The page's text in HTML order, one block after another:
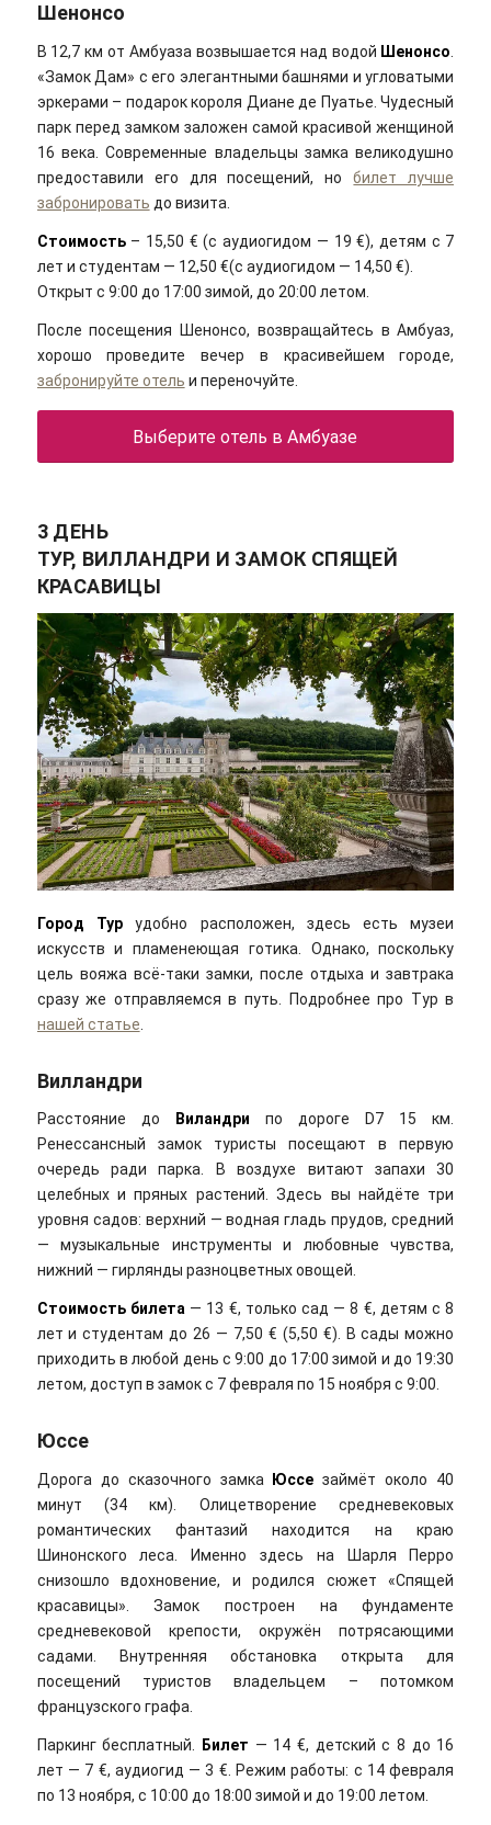
Шенонсо
В 12,7 км от Амбуаза возвышается над водой Шенонсо.
«Замок Дам» с его элегантными башнями и угловатыми
эркерами – подарок короля Диане де Пуатье. Чудесный
парк перед замком заложен самой красивой женщиной
16 века. Современные владельцы замка великодушно
предоставили его для посещений, нобилет лучше
забронировать до визита.
Стоимость– 15,50 € (с аудиогидом — 19 €), детям с 7
лет и студентам — 12,50 €(с аудиогидом — 14,50 €).
Открыт с 9:00 до 17:00 зимой, до 20:00 летом.
После посещения Шенонсо, возвращайтесь в Амбуаз,
хорошо проведите вечер в красивейшем городе,
забронируйте отель и переночуйте.
Выберите отель в Амбуазе
3 ДЕНЬ
ТУР, ВИЛЛАНДРИ И ЗАМОК СПЯЩЕЙ
КРАСАВИЦЫ
Город Турудобно расположен, здесь есть музеи
искусств и пламенеющая готика. Однако, поскольку
цель вояжа всё-таки замки, после отдыха и завтрака
сразу же отправляемся в путь. Подробнее про Тур в
нашей статье
Вилландри
Расстояние до Виландри по дороге D7 15 км.
Ренессансный замок туристы посещают в первую
очередь ради парка. В воздухе витают запахи 30
целебных и пряных растений. Здесь вы найдёте три
уровня садов: верхний — водная гладь прудов, средний
— музыкальные инструменты и любовные чувства,
нижний — гирлянды разноцветных овощей.
Стоимость билета— 13 €, только сад — 8 €, детям с 8
лет и студентам до 26 — 7,50 € (5,50 €). В сады можно
приходить в любой день с 9:00 до 17:00 зимой и до 19:30
летом, доступ в замок с 7 февраля по 15 ноября с 9:00.
Юссе
Дорога до сказочного замка Юссе займёт около 40
минут (34 км). Олицетворение средневековых
романтических фантазий находится на краю
Шинонского леса. Именно здесь на Шарля Перро
снизошло вдохновение, и родился сюжет «Спящей
красавицы». Замок построен на фундаменте
средневековой крепости, окружён потрясающими
садами. Внутренняя обстановка открыта для
посещений туристов владельцем – потомком
французского графа.
Паркинг бесплатный. Билет — 14 €, детский с 8 до 16
лет — 7 €, аудиогид — 3 €. Режим работы: с 14 февраля
по 13 ноября, с 10:00 до 18:00 зимой и до 19:00 летом.